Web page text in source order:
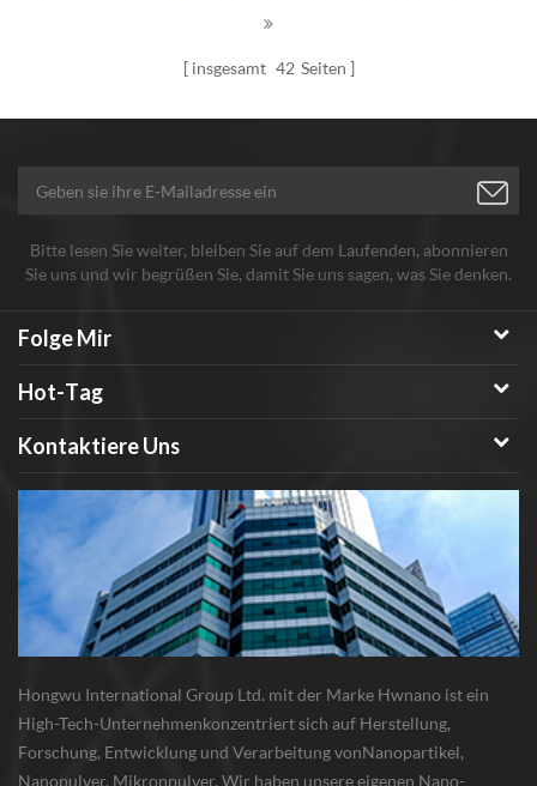
insgesamt 42 Seiten
Bitte lesen Sie weiter, bleiben Sie auf dem Laufenden, abonnieren
Sie uns und wir begrüßen Sie, damit Sie uns sagen, was Sie denken.
Folge Mir
Hot-Tag
Kontaktiere Uns
Hongwu International Group Ltd. mit der Marke Hwnano ist ein
High-Tech-Unternehmenkonzentriert sich auf Herstellung,
Forschung, Entwicklung und Verarbeitung vonNanopartikel,
Nanopulver, Mikronpulver. Wir haben unsere eigenen Nano-